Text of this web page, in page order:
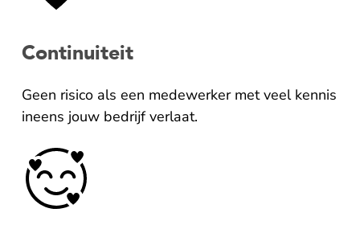
Continuiteit
Geen risico als een medewerker met veel kennis
ineens jouw bedrijf verlaat.